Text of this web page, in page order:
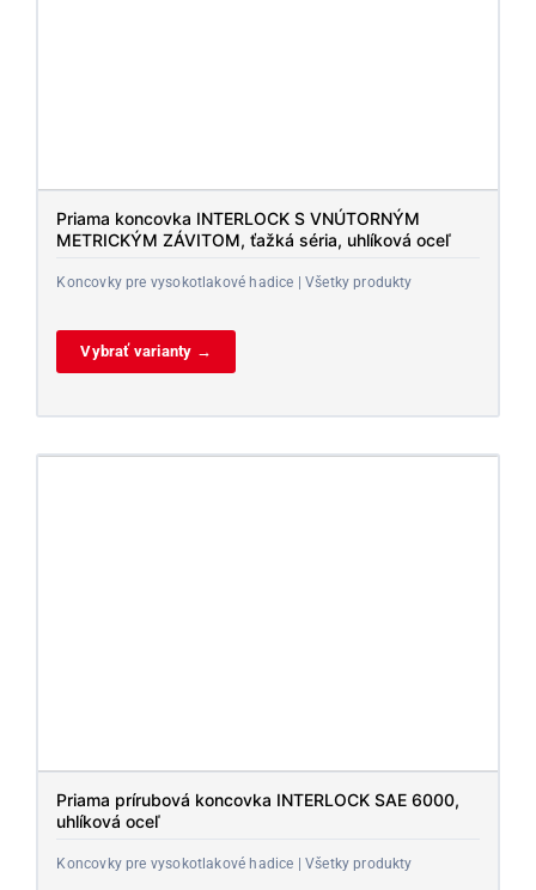
Priama koncovka INTERLOCK S VNÚTORNÝM
METRICKÝM ZÁVITOM, ťažká séria, uhlíková oceľ
Koncovky pre vysokotlakové hadice | Všetky produkty
Vybrať varianty →
Priama prírubová koncovka INTERLOCK SAE 6000,
uhlíková oceľ
Koncovky pre vysokotlakové hadice | Všetky produkty